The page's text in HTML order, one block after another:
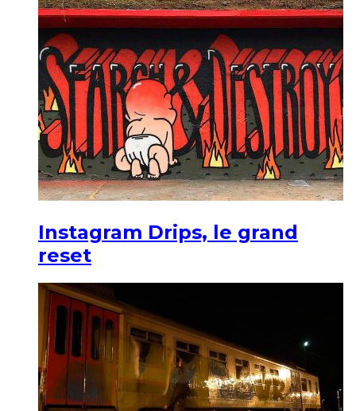
Instagram Drips, le grand
reset